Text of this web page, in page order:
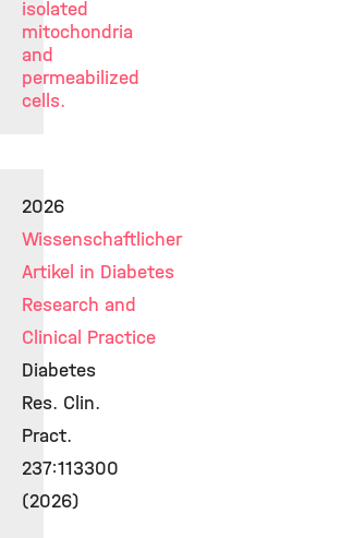
isolated
mitochondria
and
permeabilized
cells.
2026
Wissenschaftlicher
Artikel in Diabetes
Research and
Clinical Practice
Diabetes
Res. Clin.
Pract.
237:113300
(2026)